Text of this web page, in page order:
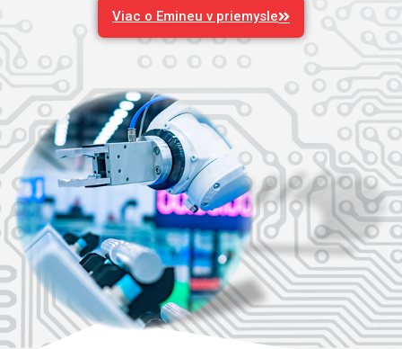
Viac o Emineu v priemysle